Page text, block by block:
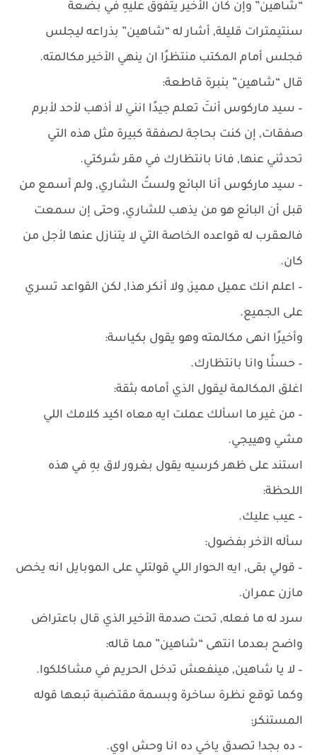
“شاهين” وإن كان الأخير يتفوق عليهِ في بضعة
سنتيمترات قليلة, أشار له “شاهين” بذراعه ليجلس
فجلس أمام المكتب منتظرًا ان ينهي الأخير مكالمته.
قال “شاهين” بنبرة قاطعة:
– سيد ماركوس أنتَ تعلم جيدًا انني لا أذهب لأحد لأبرم
صفقات, إن كنت بحاجة لصفقة كبيرة مثل هذه التي
تحدثني عنها, فانا بانتظارك في مقر شركتي.
– سيد ماركوس أنا البائع ولستُ الشاري, ولم أسمع من
قبل أن البائع هو من يذهب للشاري, وحتى إن سمعت
فالعقرب له قواعده الخاصة التي لا يتنازل عنها لأجل من
كان.
– اعلم انك عميل مميز, ولا أنكر هذا, لكن القواعد تسري
على الجميع.
وأخيرًا انهى مكالمته وهو يقول بكياسة:
– حسنًا وانا بانتظارك.
اغلق المكالمة ليقول الذي أمامه بثقة:
– من غير ما اسألك عملت ايه معاه اكيد كلامك اللي
مشي وهييجي.
استند على ظهر كرسيه يقول بغرور لاق بهِ في هذه
اللحظة:
– عيب عليك.
سأله الآخر بفضول:
– قولي بقى, ايه الحوار اللي قولتلي على الموبايل انه يخص
مازن عمران.
سرد له ما فعله, تحت صدمة الأخير الذي قال باعتراض
واضح بعدما انتهى “شاهين” مما قاله:
– لا يا شاهين, مينفعش تدخل الحريم في مشاكلكوا.
وكما توقع نظرة ساخرة وبسمة مقتضبة تبعها قوله
المستنكر:
– ده بجد! تصدق ياخي ده انا وحش اوي.